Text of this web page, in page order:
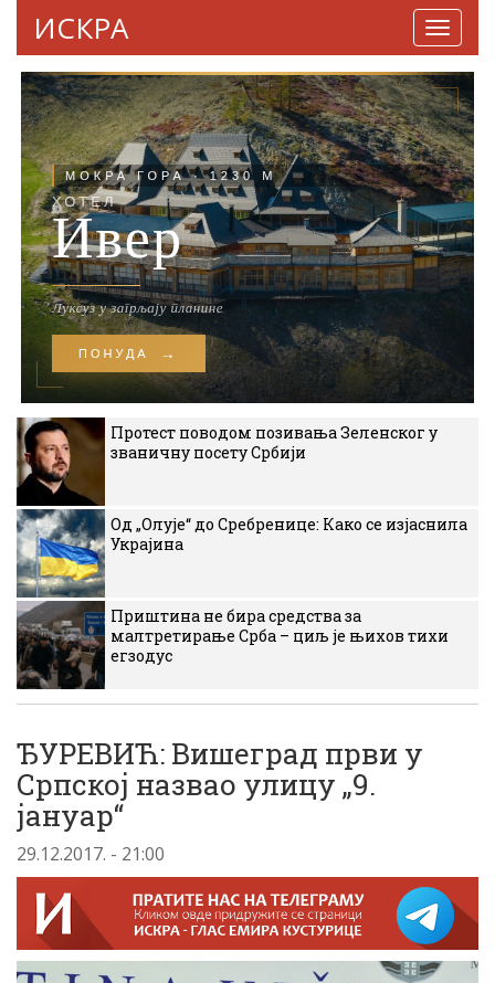
ИСКРА
Протест поводом позивања Зеленског у
званичну посету Србији
Од „Олује“ до Сребренице: Како се изјаснила
Украјина
Приштина не бира средства за
малтретирање Срба – циљ је њихов тихи
егзодус
ЂУРЕВИЋ: Вишеград први у
Српској назвао улицу „9.
јануар“
29.12.2017. - 21:00